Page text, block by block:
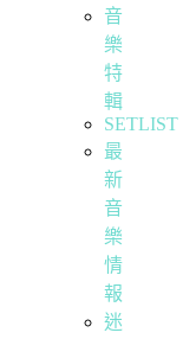
音
樂
特
輯
SETLIST
最
新
音
樂
情
報
迷